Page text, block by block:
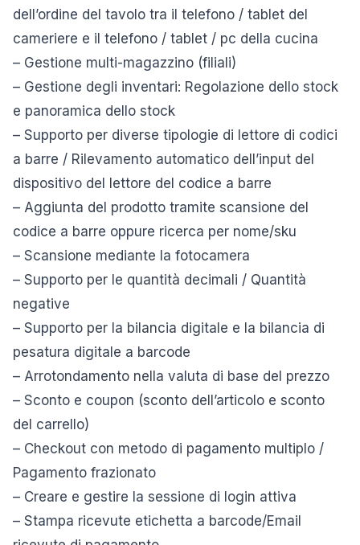
dell’ordine del tavolo tra il telefono / tablet del
cameriere e il telefono / tablet / pc della cucina
– Gestione multi-magazzino (filiali)
– Gestione degli inventari: Regolazione dello stock
e panoramica dello stock
– Supporto per diverse tipologie di lettore di codici
a barre / Rilevamento automatico dell’input del
dispositivo del lettore del codice a barre
– Aggiunta del prodotto tramite scansione del
codice a barre oppure ricerca per nome/sku
– Scansione mediante la fotocamera
– Supporto per le quantità decimali / Quantità
negative
– Supporto per la bilancia digitale e la bilancia di
pesatura digitale a barcode
– Arrotondamento nella valuta di base del prezzo
– Sconto e coupon (sconto dell’articolo e sconto
del carrello)
– Checkout con metodo di pagamento multiplo /
Pagamento frazionato
– Creare e gestire la sessione di login attiva
– Stampa ricevute etichetta a barcode/Email